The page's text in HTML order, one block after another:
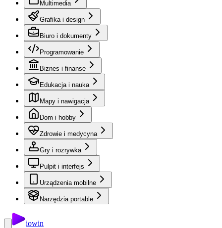
Multimedia
Grafika i design
Biuro i dokumenty
Programowanie
Biznes i finanse
Edukacja i nauka
Mapy i nawigacja
Dom i hobby
Zdrowie i medycyna
Gry i rozrywka
Pulpit i interfejs
Urządzenia mobilne
Narzędzia portable
iowin